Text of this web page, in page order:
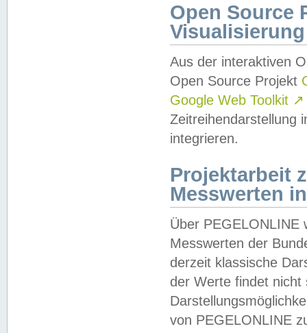
Open Source
Visualisierung
Aus der interaktiven
Open Source Projekt
Google Web Toolkit ↗
Zeitreihendarstellung
integrieren.
Projektarbeit
Messwerten
Über PEGELONLINE
Messwerten der
derzeit klassische
der Werte findet
von PEGELONLINE